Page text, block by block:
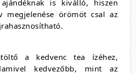
is kiválló, hiszen
megjelenése örömöt csal az
a kedvenc tea ízéhez,
kedvezőbb, mint az